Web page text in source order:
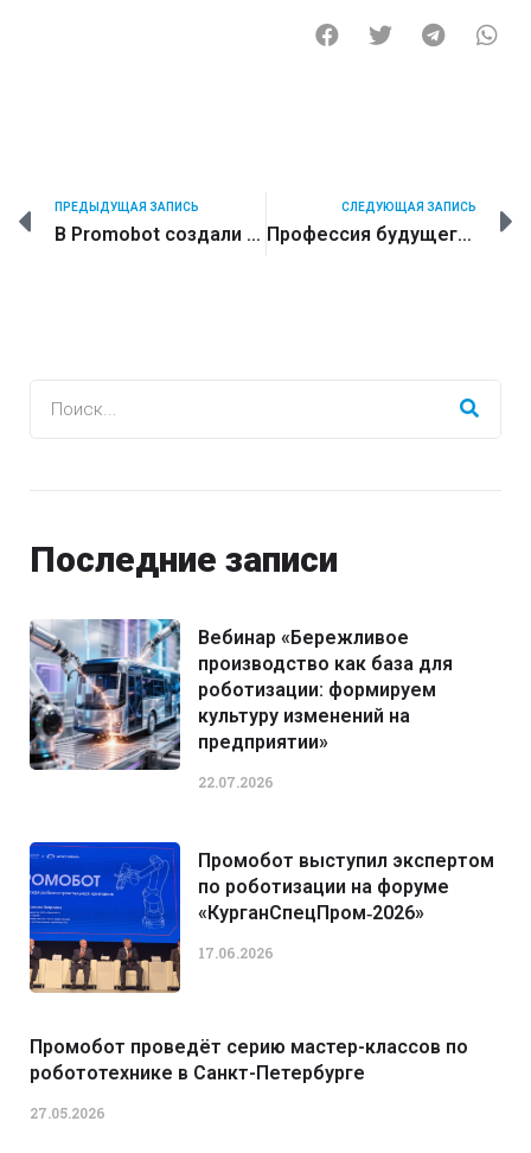
ПРЕДЫДУЩАЯ ЗАПИСЬ
В Promobot создали первую в мире диалоговую систему для робота. Она может работать офлайн
СЛЕДУЮЩАЯ ЗАПИСЬ
Профессия будущего. Почему робототехнику начинают изучать даже в гуманитарных вузах
Последние записи
Вебинар «Бережливое
производство как база для
роботизации: формируем
культуру изменений на
предприятии»
22.07.2026
Промобот выступил экспертом
по роботизации на форуме
«КурганСпецПром‑2026»
17.06.2026
Промобот проведёт серию мастер-классов по
робототехнике в Санкт-Петербурге
27.05.2026